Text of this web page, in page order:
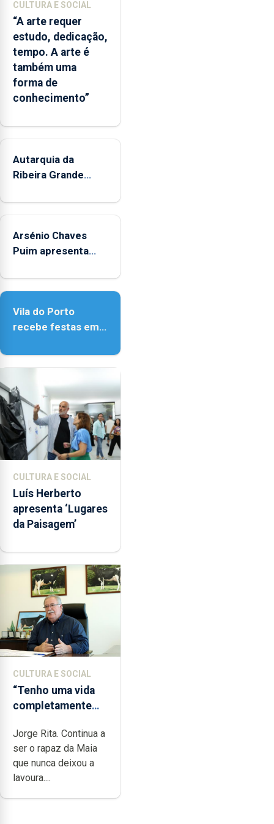
partilhadas
entre
o
Governo
Regional
e
municípios.
CULTURA E SOCIAL
“A arte requer
estudo, dedicação,
tempo. A arte é
também uma
forma de
conhecimento”
Autarquia da
Ribeira Grande
"Museus no Verão"
Arsénio Chaves
Puim apresenta
de Vila do Porto
Vila do Porto
recebe festas em
Senhora da
CULTURA E SOCIAL
Luís Herberto
apresenta ‘Lugares
da Paisagem’
CULTURA E SOCIAL
“Tenho uma vida
completamente
dedicação, gosto e
muita paixão”
Jorge Rita. Continua a
ser o rapaz da Maia
que nunca deixou a
lavoura....